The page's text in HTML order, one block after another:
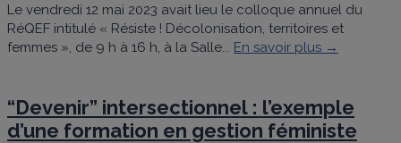
Le vendredi 12 mai 2023 avait lieu le colloque annuel du
RéQEF intitulé « Résiste ! Décolonisation, territoires et
femmes », de 9 h à 16 h, à la Salle... En savoir plus →
“Devenir” intersectionnel : l’exemple
d’une formation en gestion féministe